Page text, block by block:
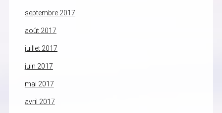
septembre 2017
août 2017
juillet 2017
juin 2017
mai 2017
avril 2017